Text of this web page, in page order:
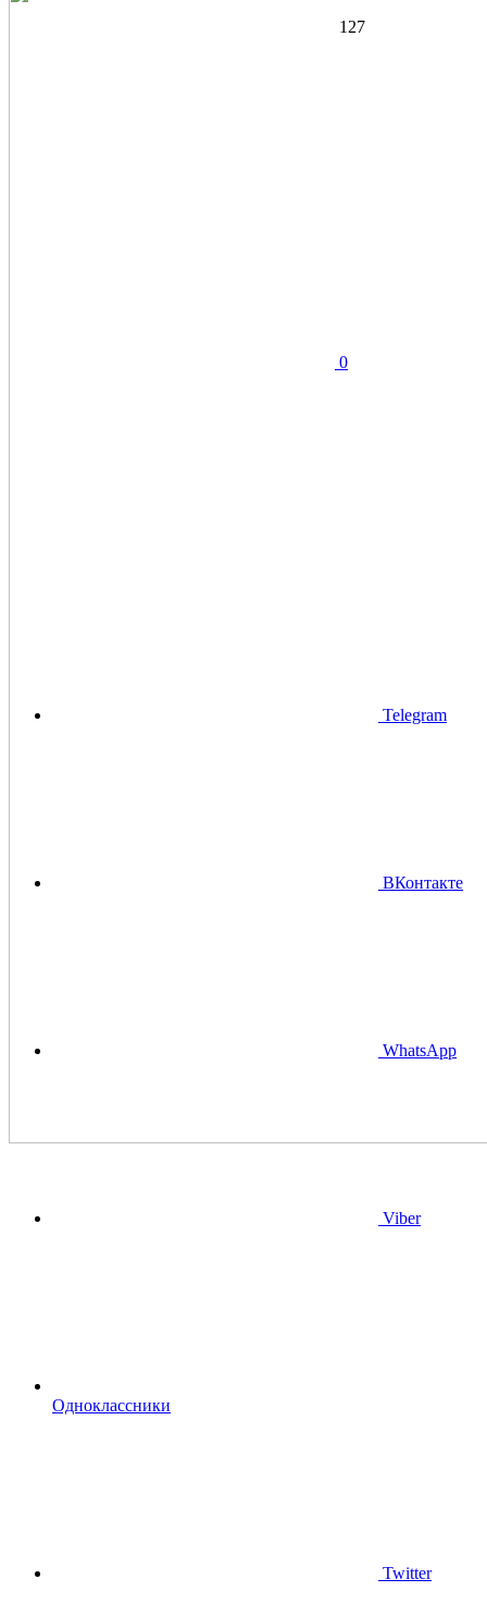
127
0
Telegram
ВКонтакте
WhatsApp
Viber
Одноклассники
Twitter